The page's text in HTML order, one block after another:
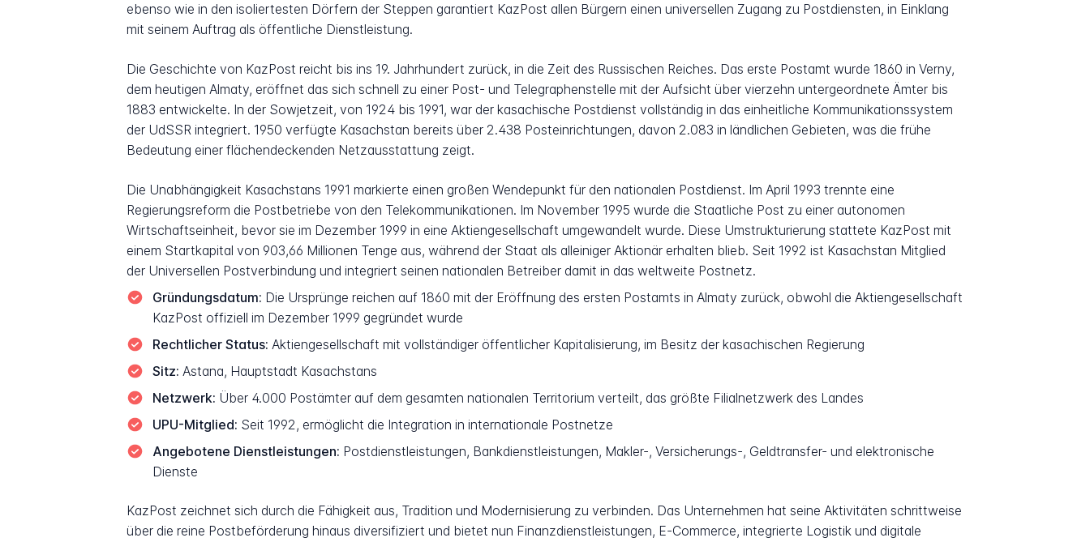
ebenso wie in den isoliertesten Dörfern der Steppen garantiert KazPost allen Bürgern einen universellen Zugang zu Postdiensten, in Einklang
mit seinem Auftrag als öffentliche Dienstleistung.
Die Geschichte von KazPost reicht bis ins 19. Jahrhundert zurück, in die Zeit des Russischen Reiches. Das erste Postamt wurde 1860 in Verny,
dem heutigen Almaty, eröffnet das sich schnell zu einer Post- und Telegraphenstelle mit der Aufsicht über vierzehn untergeordnete Ämter bis
1883 entwickelte. In der Sowjetzeit, von 1924 bis 1991, war der kasachische Postdienst vollständig in das einheitliche Kommunikationssystem
der UdSSR integriert. 1950 verfügte Kasachstan bereits über 2.438 Posteinrichtungen, davon 2.083 in ländlichen Gebieten, was die frühe
Bedeutung einer flächendeckenden Netzausstattung zeigt.
Die Unabhängigkeit Kasachstans 1991 markierte einen großen Wendepunkt für den nationalen Postdienst. Im April 1993 trennte eine
Regierungsreform die Postbetriebe von den Telekommunikationen. Im November 1995 wurde die Staatliche Post zu einer autonomen
Wirtschaftseinheit, bevor sie im Dezember 1999 in eine Aktiengesellschaft umgewandelt wurde. Diese Umstrukturierung stattete KazPost mit
einem Startkapital von 903,66 Millionen Tenge aus, während der Staat als alleiniger Aktionär erhalten blieb. Seit 1992 ist Kasachstan Mitglied
der Universellen Postverbindung und integriert seinen nationalen Betreiber damit in das weltweite Postnetz.
Gründungsdatum: Die Ursprünge reichen auf 1860 mit der Eröffnung des ersten Postamts in Almaty zurück, obwohl die Aktiengesellschaft
KazPost offiziell im Dezember 1999 gegründet wurde
Rechtlicher Status: Aktiengesellschaft mit vollständiger öffentlicher Kapitalisierung, im Besitz der kasachischen Regierung
Sitz: Astana, Hauptstadt Kasachstans
Netzwerk: Über 4.000 Postämter auf dem gesamten nationalen Territorium verteilt, das größte Filialnetzwerk des Landes
UPU-Mitglied: Seit 1992, ermöglicht die Integration in internationale Postnetze
Angebotene Dienstleistungen: Postdienstleistungen, Bankdienstleistungen, Makler-, Versicherungs-, Geldtransfer- und elektronische
Dienste
KazPost zeichnet sich durch die Fähigkeit aus, Tradition und Modernisierung zu verbinden. Das Unternehmen hat seine Aktivitäten schrittweise
über die reine Postbeförderung hinaus diversifiziert und bietet nun Finanzdienstleistungen, E-Commerce, integrierte Logistik und digitale